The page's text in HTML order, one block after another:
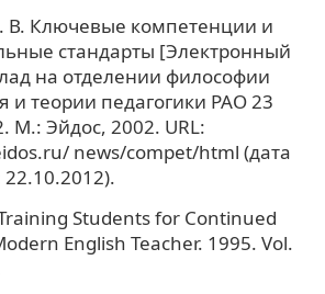
В. Ключевые компетенции и
стандарты [Электронный
на отделении философии
и теории педагогики РАО 23
М.: Эйдос, 2002. URL:
news/compet/html (дата
Students for Continued
English Teacher. 1995. Vol.